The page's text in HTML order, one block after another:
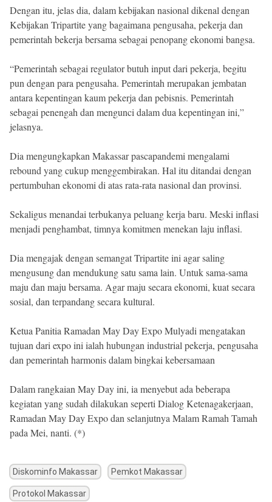
Dengan itu, jelas dia, dalam kebijakan nasional dikenal dengan
Kebijakan Tripartite yang bagaimana pengusaha, pekerja dan
pemerintah bekerja bersama sebagai penopang ekonomi bangsa.
“Pemerintah sebagai regulator butuh input dari pekerja, begitu
pun dengan para pengusaha. Pemerintah merupakan jembatan
antara kepentingan kaum pekerja dan pebisnis. Pemerintah
sebagai penengah dan mengunci dalam dua kepentingan ini,”
jelasnya.
Dia mengungkapkan Makassar pascapandemi mengalami
rebound yang cukup menggembirakan. Hal itu ditandai dengan
pertumbuhan ekonomi di atas rata-rata nasional dan provinsi.
Sekaligus menandai terbukanya peluang kerja baru. Meski inflasi
menjadi penghambat, timnya komitmen menekan laju inflasi.
Dia mengajak dengan semangat Tripartite ini agar saling
mengusung dan mendukung satu sama lain. Untuk sama-sama
maju dan maju bersama. Agar maju secara ekonomi, kuat secara
sosial, dan terpandang secara kultural.
Ketua Panitia Ramadan May Day Expo Mulyadi mengatakan
tujuan dari expo ini ialah hubungan industrial pekerja, pengusaha
dan pemerintah harmonis dalam bingkai kebersamaan
Dalam rangkaian May Day ini, ia menyebut ada beberapa
kegiatan yang sudah dilakukan seperti Dialog Ketenagakerjaan,
Ramadan May Day Expo dan selanjutnya Malam Ramah Tamah
pada Mei, nanti. (*)
Diskominfo Makassar Pemkot Makassar
Protokol Makassar